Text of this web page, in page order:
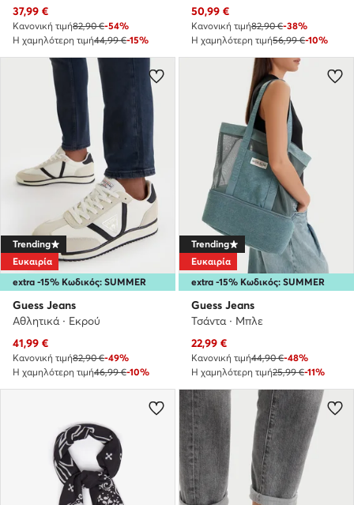
Τρέχουσα τιμή
37,99 €
Κανονική τιμή82,90 €-54%
Η χαμηλότερη τιμή44,99 €-15%
Τρέχουσα τιμή
50,99 €
Κανονική τιμή82,90 €-38%
Η χαμηλότερη τιμή56,99 €-10%
extra -15% Κωδικός: SUMMER
Trending
Ευκαιρία
Guess Jeans
Αθλητικά · Εκρού
Τρέχουσα τιμή
41,99 €
Κανονική τιμή82,90 €-49%
Η χαμηλότερη τιμή46,99 €-10%
extra -15% Κωδικός: SUMMER
Trending
Ευκαιρία
Guess Jeans
Τσάντα · Μπλε
Τρέχουσα τιμή
22,99 €
Κανονική τιμή44,90 €-48%
Η χαμηλότερη τιμή25,99 €-11%